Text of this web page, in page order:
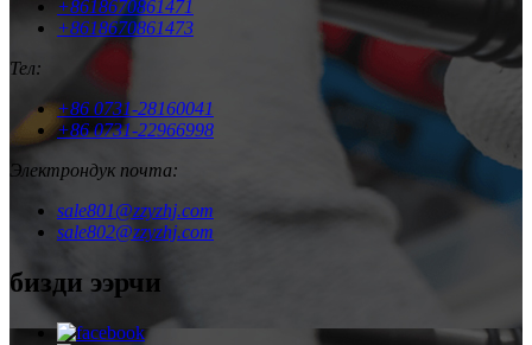
+8618670861471
+8618670861473
Тел:
+86 0731-28160041
+86 0731-22966998
Электрондук почта:
sale801@zzyzhj.com
sale802@zzyzhj.com
бизди ээрчи